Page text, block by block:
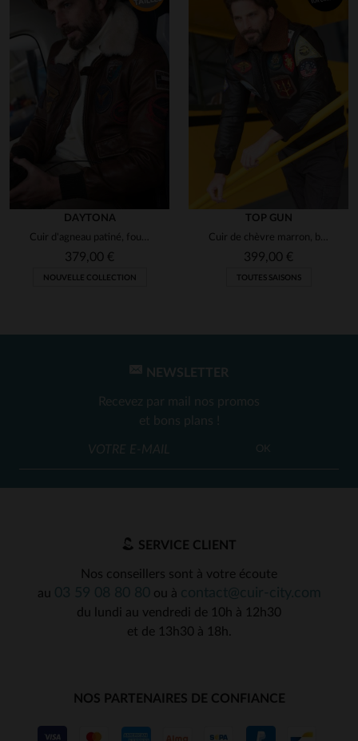
DAYTONA
Cuir d'agneau patiné, fourrure amovible, style aviateur US Air Force.
379,00 €
NOUVELLE COLLECTION
TOP GUN
Cuir de chèvre marron, blouson G-1 Maverick avec 17 patchs officiels.
399,00 €
TOUTES SAISONS
NEWSLETTER
Recevez par mail nos promos
et bons plans !
OK
SERVICE CLIENT
Nos conseillers sont à votre écoute
au
ou à
du lundi au vendredi de 10h à 12h30
et de 13h30 à 18h.
NOS PARTENAIRES DE CONFIANCE